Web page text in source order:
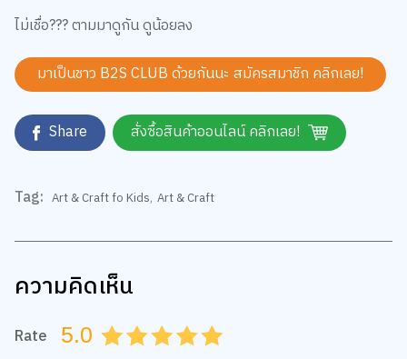
ไม่เชื่อ??? ตามมาดูกัน ดูน้อยลง
มาเป็นชาว B2S CLUB ด้วยกันนะ สมัครสมาชิก คลิกเลย!
Share สั่งซื้อสินค้าออนไลน์ คลิกเลย!
Tag: Art & Craft fo Kids, Art & Craft
ความคิดเห็น
Rate 5.0 4.5
4.0
3.5
3.0
2.5
2.0
1.5
1.0
0.5